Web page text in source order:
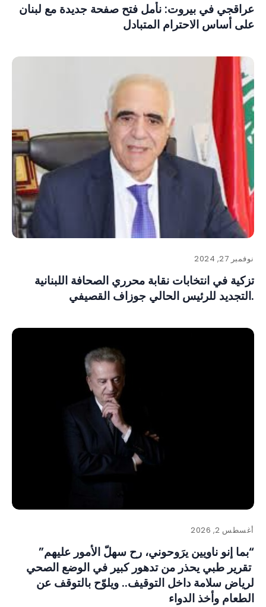
عراقجي في بيروت: نأمل فتح صفحة جديدة مع لبنان
على أساس الاحترام المتبادل
نوفمبر 27, 2024
تزكية في انتخابات نقابة محرري الصحافة اللبنانية
.التجديد للرئيس الحالي جوزاف القصيفي
أغسطس 2, 2026
“بما إنو ناويين يرَوحوني، رح سهلّ الأمور عليهم”
تقرير طبي يحذر من تدهور كبير في الوضع الصحي
لرياض سلامة داخل التوقيف.. ويلوّح بالتوقف عن
الطعام وأخذ الدواء